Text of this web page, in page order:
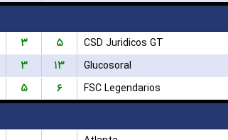
۳ ۵ CSD Juridicos GT
۳ ۱۳ Glucosoral
۵ ۶ FSC Legendarios